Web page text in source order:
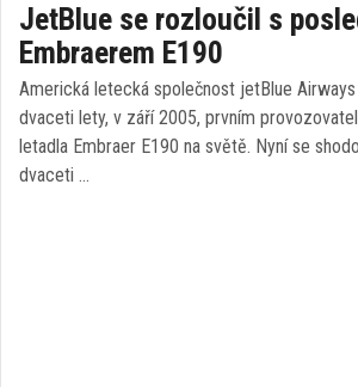
JetBlue se rozloučil s
Embraerem E190
Americká letecká společnost jetBlue
dvaceti lety, v září 2005, prvním
letadla Embraer E190 na světě. Nyní se
dvaceti …